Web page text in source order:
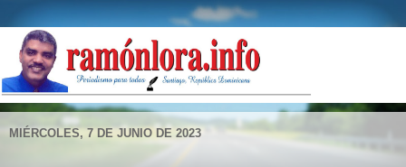
MIÉRCOLES, 7 DE JUNIO DE 2023